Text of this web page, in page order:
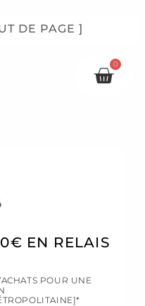
DE PAGE ]
0
EN RELAIS
POUR UNE